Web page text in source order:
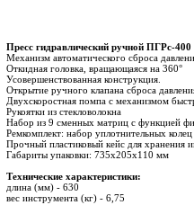
Пресс гидравлический ручной ПГРс-
Механизм автоматического сброса
Откидная головка, вращающаяся на 360°
Усовершенствованная конструкция.
Открытие ручного клапана сброса
Двухскоростная помпа с механизмом
Рукоятки из стекловолокна
Набор из 9 сменных матриц с функцией
Ремкомплект: набор уплотнительных
Прочный пластиковый кейс для хранения
Габариты упаковки: 735х205х110 мм
Технические характеристики:
длина (мм) - 630
вес инструмента (кг) - 6,75